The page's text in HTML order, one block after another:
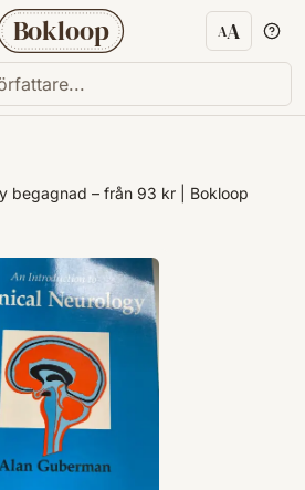
Bokloop AA
begagnad – från 93 kr | Bokloop